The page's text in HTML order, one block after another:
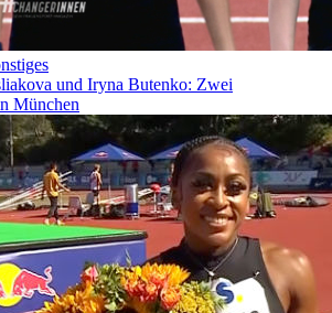
und Iryna Butenko: Zwei
München